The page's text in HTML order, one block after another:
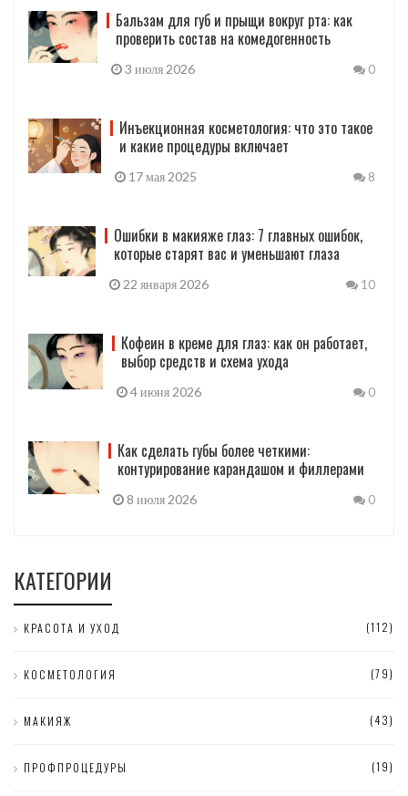
Бальзам для губ и прыщи вокруг рта: как
проверить состав на комедогенность
3 июля 2026 0
Инъекционная косметология: что это такое
и какие процедуры включает
17 мая 2025 8
Ошибки в макияже глаз: 7 главных ошибок,
которые старят вас и уменьшают глаза
22 января 2026 10
Кофеин в креме для глаз: как он работает,
выбор средств и схема ухода
4 июня 2026 0
Как сделать губы более четкими:
контурирование карандашом и филлерами
8 июля 2026 0
КАТЕГОРИИ
КРАСОТА И УХОД (112)
КОСМЕТОЛОГИЯ (79)
МАКИЯЖ (43)
ПРОФПРОЦЕДУРЫ (19)